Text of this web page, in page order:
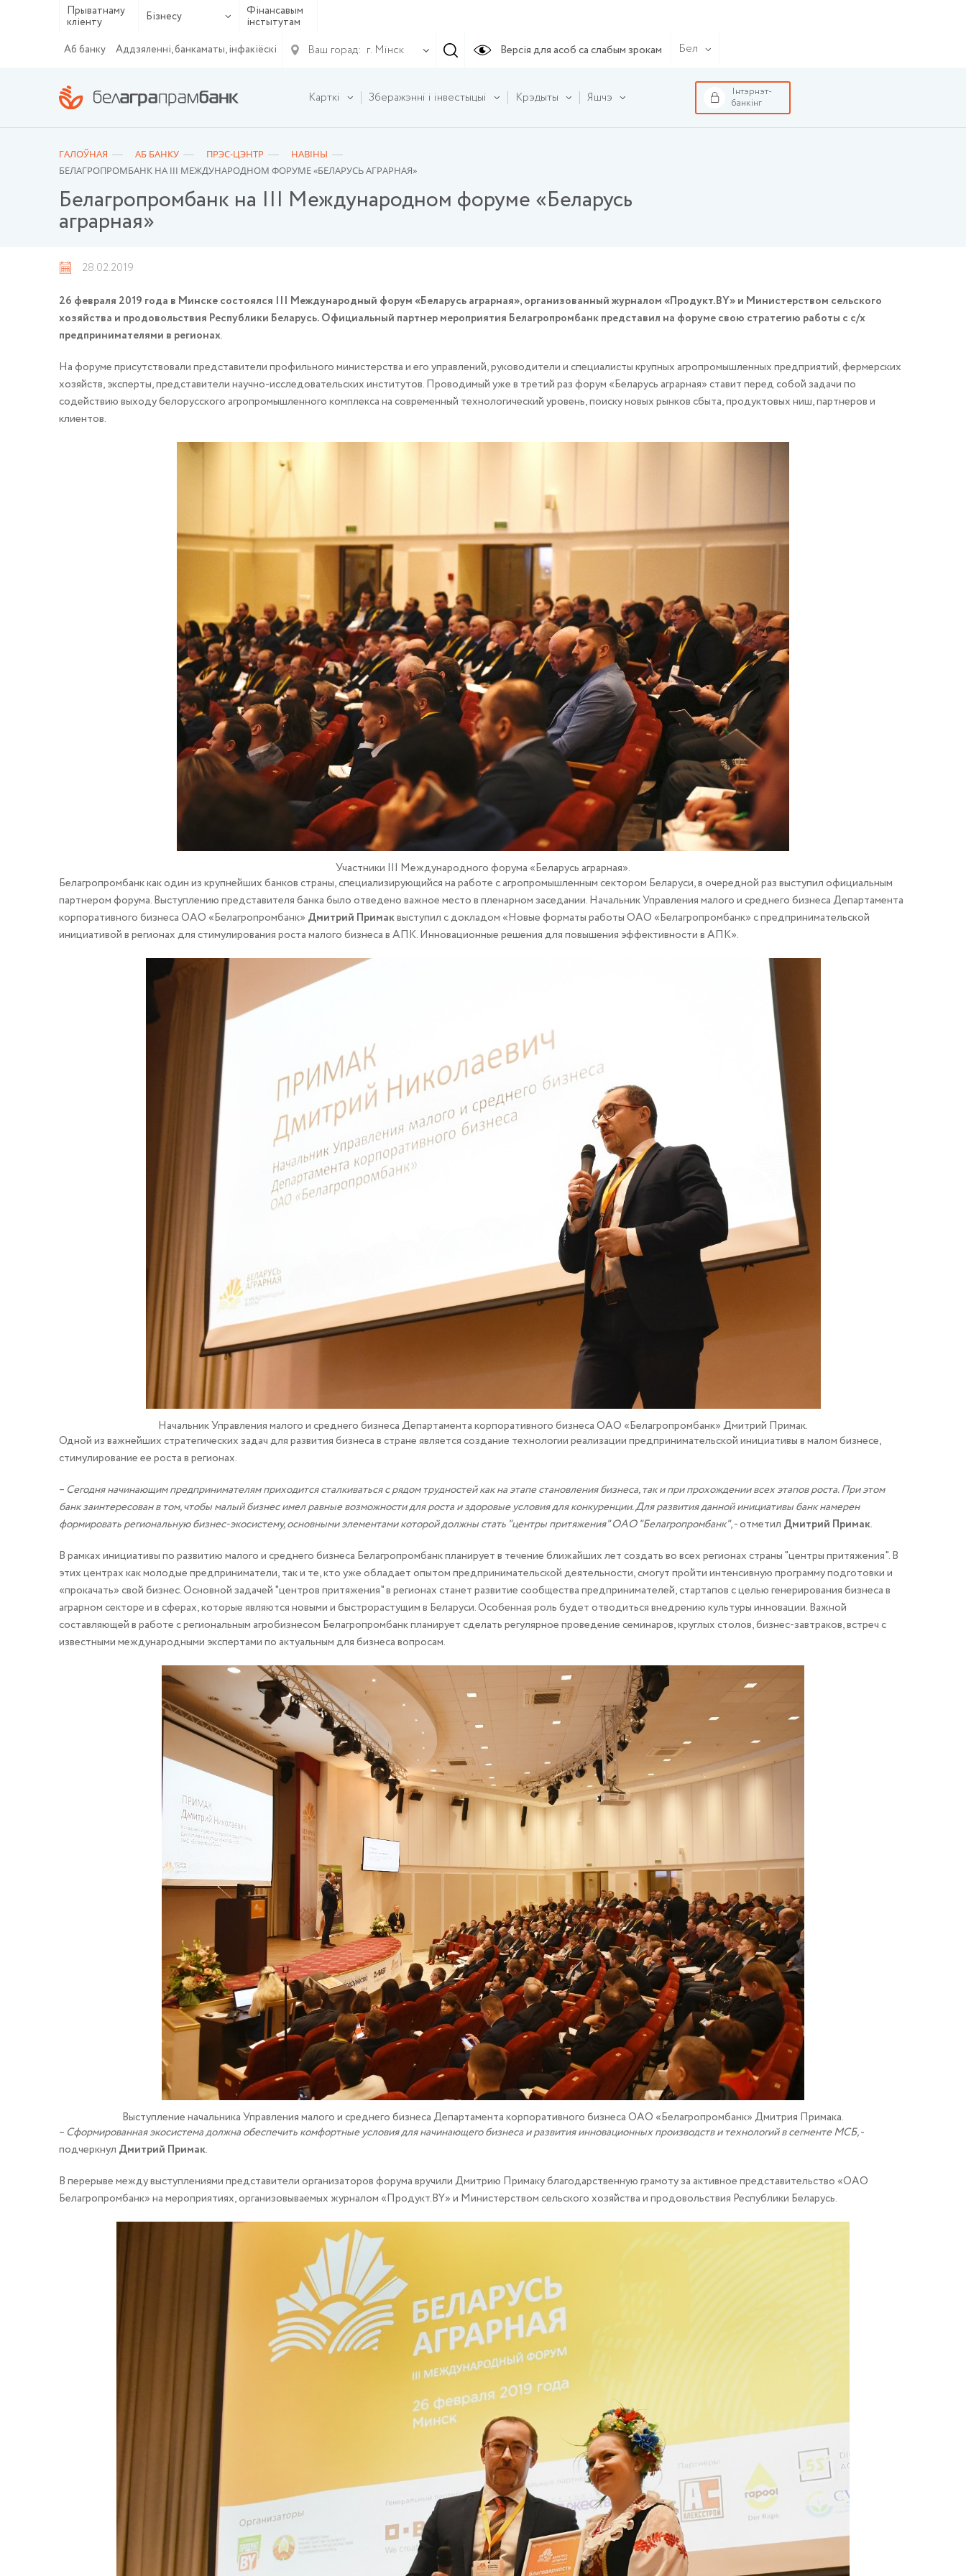
Прыватнаму
кліенту
Бізнесу
Фінансавым
інстытутам
Аб банку
Аддзяленні, банкаматы, інфакіёскі Ваш горад: г. Мінск Версія для асоб са слабым зрокам Бел
Карткі Зберажэнні і інвестыцыі Крэдыты Яшчэ
Інтэрнэт-
банкінг
ГАЛОЎНАЯ АБ БАНКУ ПРЭС-ЦЭНТР
НАВІНЫ
БЕЛАГРОПРОМБАНК НА III МЕЖДУНАРОДНОМ ФОРУМЕ «БЕЛАРУСЬ АГРАРНАЯ»
Белагропромбанк на III Международном форуме «Беларусь
аграрная»
28.02.2019
26 февраля 2019 года в Минске состоялся III Международный форум «Беларусь аграрная», организованный журналом «Продукт.BY» и Министерством сельского
хозяйства и продовольствия Республики Беларусь. Официальный партнер мероприятия Белагропромбанк представил на форуме свою стратегию работы с с/х
предпринимателями в регионах.
На форуме присутствовали представители профильного министерства и его управлений, руководители и специалисты крупных агропромышленных предприятий, фермерских
хозяйств, эксперты, представители научно-исследовательских институтов. Проводимый уже в третий раз форум «Беларусь аграрная» ставит перед собой задачи по
содействию выходу белорусского агропромышленного комплекса на современный технологический уровень, поиску новых рынков сбыта, продуктовых ниш, партнеров и
клиентов.
Участники III Международного форума «Беларусь аграрная».
Белагропромбанк как один из крупнейших банков страны, специализирующийся на работе с агропромышленным сектором Беларуси, в очередной раз выступил официальным
партнером форума. Выступлению представителя банка было отведено важное место в пленарном заседании. Начальник Управления малого и среднего бизнеса Департамента
корпоративного бизнеса ОАО «Белагропромбанк» Дмитрий Примаквыступил с докладом «Новые форматы работы ОАО «Белагропромбанк» с предпринимательской
инициативой в регионах для стимулирования роста малого бизнеса в АПК. Инновационные решения для повышения эффективности в АПК».
Начальник Управления малого и среднего бизнеса Департамента корпоративного бизнеса ОАО «Белагропромбанк» Дмитрий Примак.
Одной из важнейших стратегических задач для развития бизнеса в стране является создание технологии реализации предпринимательской инициативы в малом бизнесе,
стимулирование ее роста в регионах.
– Сегодня начинающим предпринимателям приходится сталкиваться с рядом трудностей как на этапе становления бизнеса, так и при прохождении всех этапов роста. При этом
банк заинтересован в том, чтобы малый бизнес имел равные возможности для роста и здоровые условия для конкуренции. Для развития данной инициативы банк намерен
формировать региональную бизнес-экосистему, основными элементами которой должны стать "центры притяжения" ОАО "Белагропромбанк", - отметил Дмитрий Примак.
В рамках инициативы по развитию малого и среднего бизнеса Белагропромбанк планирует в течение ближайших лет создать во всех регионах страны "центры притяжения". В
этих центрах как молодые предприниматели, так и те, кто уже обладает опытом предпринимательской деятельности, смогут пройти интенсивную программу подготовки и
«прокачать» свой бизнес. Основной задачей "центров притяжения" в регионах станет развитие сообщества предпринимателей, стартапов с целью генерирования бизнеса в
аграрном секторе и в сферах, которые являются новыми и быстрорастущим в Беларуси. Особенная роль будет отводиться внедрению культуры инновации. Важной
составляющей в работе с региональным агробизнесом Белагропромбанк планирует сделать регулярное проведение семинаров, круглых столов, бизнес-завтраков, встреч с
известными международными экспертами по актуальным для бизнеса вопросам.
Выступление начальника Управления малого и среднего бизнеса Департамента корпоративного бизнеса ОАО «Белагропромбанк» Дмитрия Примака.
– Сформированная экосистема должна обеспечить комфортные условия для начинающего бизнеса и развития инновационных производств и технологий в сегменте МСБ,-
подчеркнул Дмитрий Примак.
В перерыве между выступлениями представители организаторов форума вручили Дмитрию Примаку благодарственную грамоту за активное представительство «ОАО
Белагропромбанк» на мероприятиях, организовываемых журналом «Продукт.BY» и Министерством сельского хозяйства и продовольствия Республики Беларусь.